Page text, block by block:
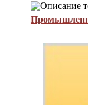
Описание